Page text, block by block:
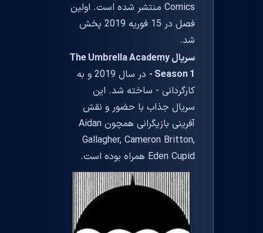
Comics منتشر شده است. اولین
فصل در 15 فوریه 2019 پخش
شد.
سریال The Umbrella Academy
- Season 1
در سال 2019 و به
کارگردانی - ساخته شد. این
سریال جذاب با حضور و نقش
آفرینی بازیگرانی همچون Aidan
Gallagher, Cameron Britton,
Eden Cupid همراه بوده است.